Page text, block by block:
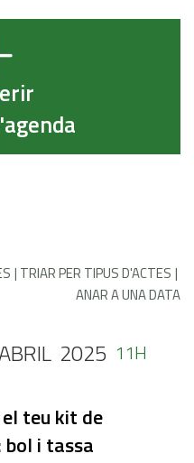
TRIAR PER TIPUS D'ACTES
ANAR A UNA DATA
2025 11H
teu kit de
bol i tassa